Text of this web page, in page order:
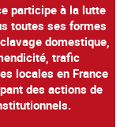
participe à la lutte
toutes ses formes
domestique,
trafic
locales en France
des actions de